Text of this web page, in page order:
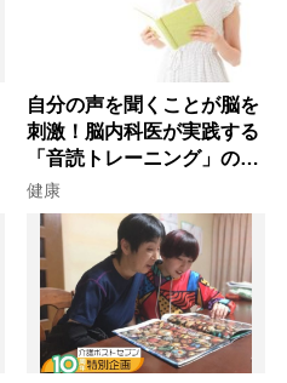
自分の声を聞くことが脳を
刺激！脳内科医が実践する
「音読トレーニング」の極
意
健康